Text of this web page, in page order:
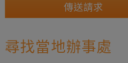
尋找當地辦事處